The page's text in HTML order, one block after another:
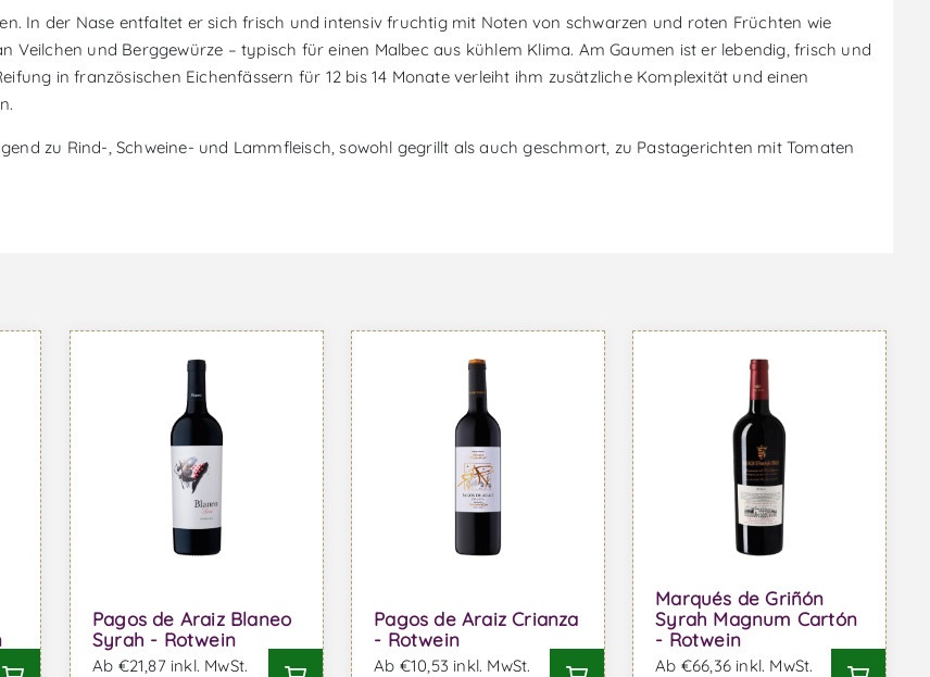
In der Nase entfaltet er sich frisch und intensiv fruchtig mit Noten von schwarzen und roten Früchten wie
Veilchen und Berggewürze – typisch für einen Malbec aus kühlem Klima. Am Gaumen ist er lebendig, frisch und
in französischen Eichenfässern für 12 bis 14 Monate verleiht ihm zusätzliche Komplexität und einen
zu Rind-, Schweine- und Lammfleisch, sowohl gegrillt als auch geschmort, zu Pastagerichten mit Tomaten
Pagos de Araiz Blaneo
Syrah - Rotwein
Ab €21,87 inkl. MwSt.
Pagos de Araiz Crianza
- Rotwein
Ab €10,53 inkl. MwSt.
Marqués de Griñón
Syrah Magnum Cartón
- Rotwein
Ab €66,36 inkl. MwSt.